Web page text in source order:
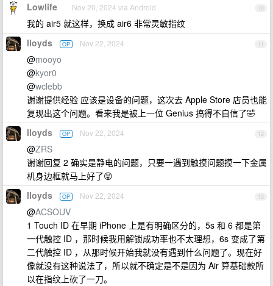
10
Lowlife Nov 20, 2024 via Android
我的 air5 就这样，换成 air6 非常灵敏指纹
11
lloyds OP Nov 22, 2024
@mooyo
@kyor0
@wclebb
谢谢提供经验 应该是设备的问题，这次去 Apple Store 店员也能
复现出这个问题。看来我是被上一位 Genius 搞得不自信了🤣
12
lloyds OP Nov 22, 2024
@ZRS
谢谢回复 2 确实是静电的问题，只要一遇到触摸问题摸一下金属
机身边框就马上好了😝
13
lloyds OP Nov 22, 2024
@ACSOUV
1 Touch ID 在早期 iPhone 上是有明确区分的，5s 和 6 都是第
一代触控 ID ，那时候我用解锁成功率也不太理想，6s 变成了第
二代触控 ID ，从那时候开始我就没有遇到什么问题了。现在好
像就没有这种说法了，所以就不确定是不是因为 Air 算基础款所
以在指纹上砍了一刀。